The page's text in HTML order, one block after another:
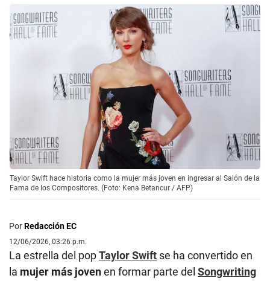
Taylor Swift hace historia como la mujer más joven en ingresar al Salón de la
Fama de los Compositores. (Foto: Kena Betancur / AFP)
PorRedacción EC
12/06/2026, 03:26 p.m.
La estrella del popTaylor Swift se ha convertido en
la mujer más jovenen formar parte del Songwriting